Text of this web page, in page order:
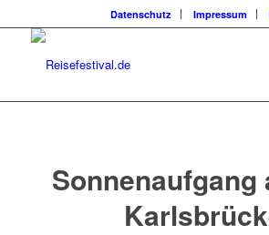
Datenschutz Impressum
Sonnenaufgang